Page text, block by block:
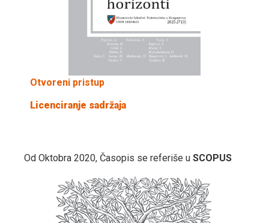
Otvoreni pristup
Licenciranje sadržaja
Od Oktobra 2020, Časopis se referiše u SCOPUS